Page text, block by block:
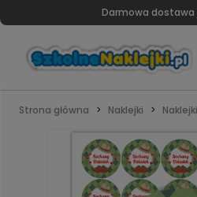
Darmowa dostawa
Strona główna Naklejki